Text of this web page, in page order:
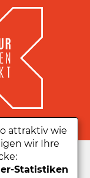
attraktiv wie
wir Ihre
Statistiken